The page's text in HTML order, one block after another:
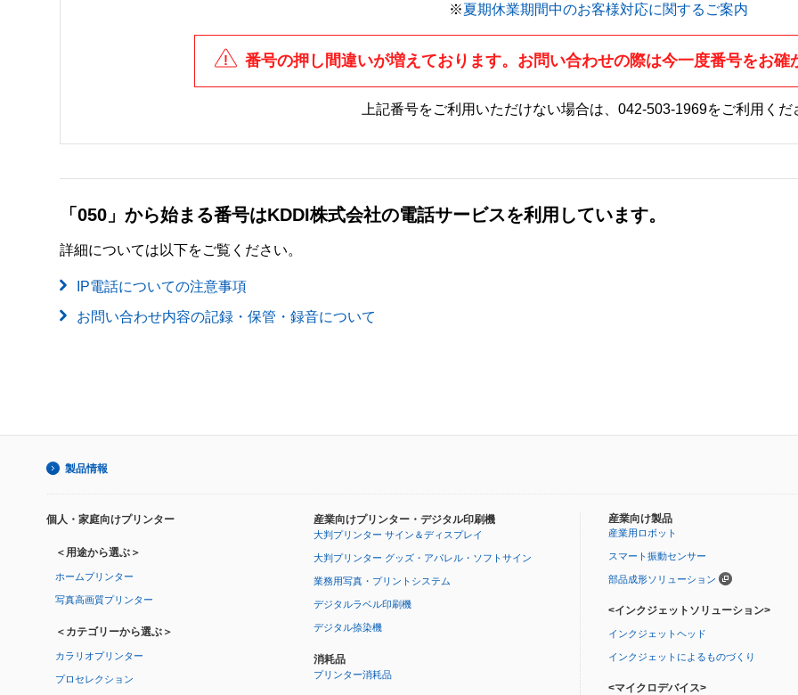
※夏期休業期間中のお客様対応に関するご案内
番号の押し間違いが増えております。お問い合わせの際は今一度番号をお確
上記番号をご利用いただけない場合は、 042-503-1969をご利用くだ
「050」から始まる番号はKDDI株式会社の電話サービスを利用しています。
詳細については以下をご覧ください。
IP電話についての注意事項
お問い合わせ内容の記録・保管・録音について
製品情報
個人・家庭向けプリンター
＜用途から選ぶ＞
ホームプリンター
写真高画質プリンター
＜カテゴリーから選ぶ＞
カラリオプリンター
プロセレクション
産業向けプリンター・デジタル印刷機
大判プリンター サイン＆ディスプレイ
大判プリンター グッズ・アパレル・ソフトサイン
業務用写真・プリントシステム
デジタルラベル印刷機
デジタル捺染機
消耗品
プリンター消耗品
産業向け製品
産業用ロボット
スマート振動センサー
部品成形ソリューション
<インクジェットソリューション>
インクジェットヘッド
インクジェットによるものづくり
<マイクロデバイス>